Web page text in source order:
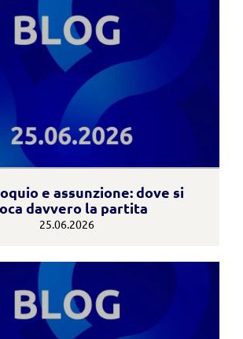
e assunzione: dove si
davvero la partita
25.06.2026